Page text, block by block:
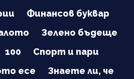
Финансов буквар
Зелено бъдеще
100
Спорт и пари
есе Знаете ли, че